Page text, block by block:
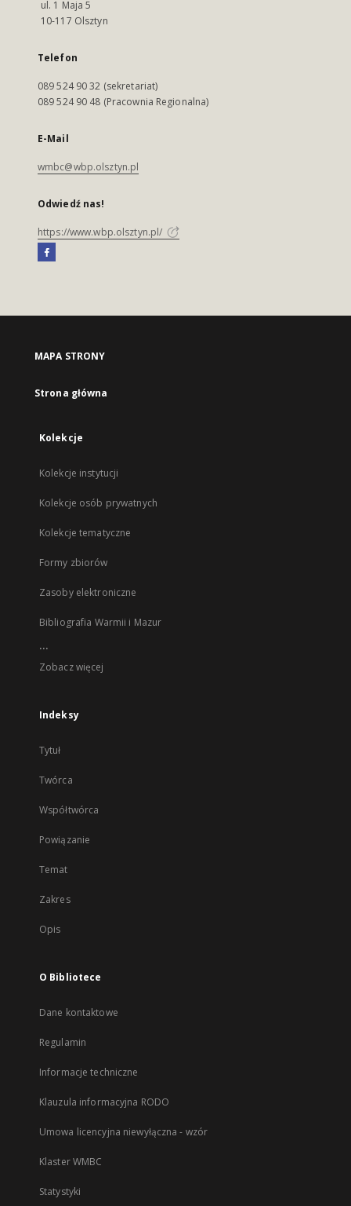
ul. 1 Maja 5
10-117 Olsztyn
Telefon
089 524 90 32 (sekretariat)
089 524 90 48 (Pracownia Regionalna)
E-Mail
wmbc@wbp.olsztyn.pl
Odwiedź nas!
https://www.wbp.olsztyn.pl/
MAPA STRONY
Strona główna
Kolekcje
Kolekcje instytucji
Kolekcje osób prywatnych
Kolekcje tematyczne
Formy zbiorów
Zasoby elektroniczne
Bibliografia Warmii i Mazur
...
Zobacz więcej
Indeksy
Tytuł
Twórca
Współtwórca
Powiązanie
Temat
Zakres
Opis
O Bibliotece
Dane kontaktowe
Regulamin
Informacje techniczne
Klauzula informacyjna RODO
Umowa licencyjna niewyłączna - wzór
Klaster WMBC
Statystyki